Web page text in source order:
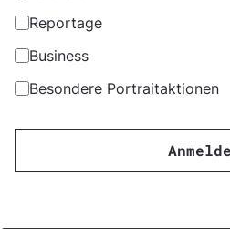
Reportage
Business
Besondere Portraitaktionen